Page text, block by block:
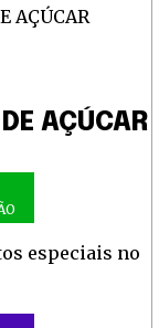
AÇÚCAR
especiais no